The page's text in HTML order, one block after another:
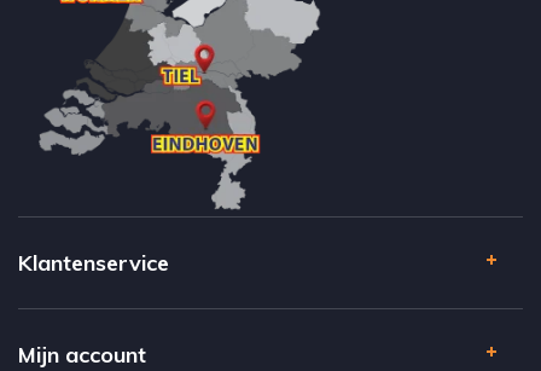
Klantenservice
Mijn account